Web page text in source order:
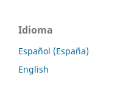
Idioma
Español (España)
English